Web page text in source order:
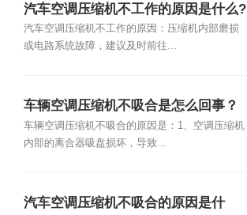
汽车空调压缩机不工作的原因是什么?
汽车空调压缩机不工作的原因：压缩机内部磨损
或电路系统故障，建议及时前往...
车辆空调压缩机不吸合是怎么回事？
车辆空调压缩机不吸合的原因是：1、空调压缩机
内部的离合器吸盘损坏，导致...
汽车空调压缩机不吸合的原因是什